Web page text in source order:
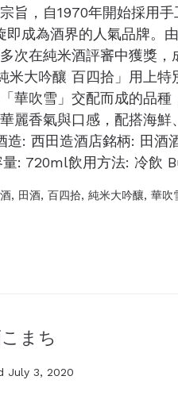
旨，自1970年開始採用
即成為酒界的人氣品牌。
次在純米酒評審中獲獎
米大吟釀 百四拾」用上
華吹雪」交配而成的品
麗香氣與口感，配搭海
: 西田造酒店銘柄: 田酒
量: 720ml飲用方法: 冷飲
, 田酒, 百四拾, 純米大吟釀, 華吹
まち
July 3, 2020